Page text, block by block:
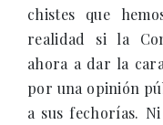
chistes que
realidad si la
ahora a dar la
por una opinión
a sus fechorías.